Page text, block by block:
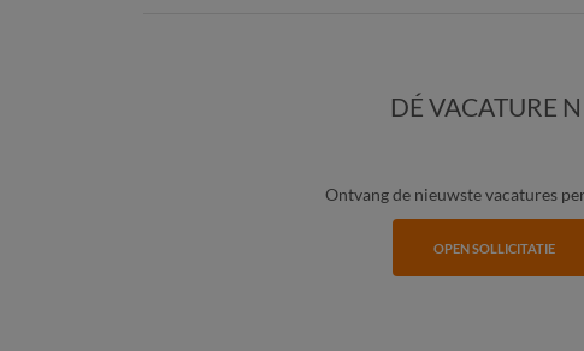
DÉ VACATURE
Ontvang de nieuwste vacatures
OPEN SOLLICITATIE